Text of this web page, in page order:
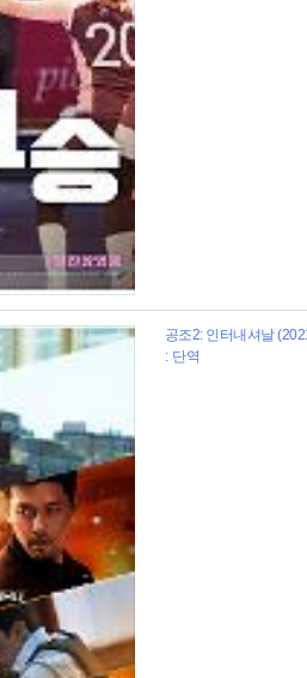
공조2: 인터내셔날
: 단역